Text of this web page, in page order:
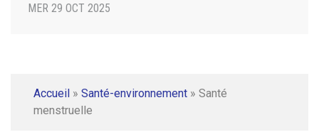
MER 29 OCT 2025
Accueil » Santé-environnement » Santé
menstruelle